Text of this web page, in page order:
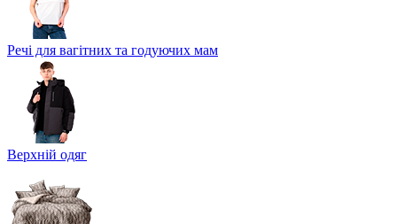
Речі для вагітних та годуючих мам
Верхній одяг